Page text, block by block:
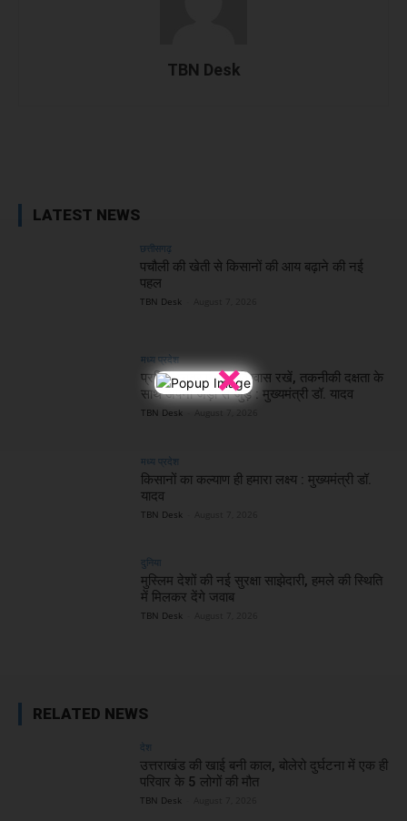
×
TBN Desk
LATEST NEWS
छत्तीसगढ़
पचौली की खेती से किसानों की आय बढ़ाने की नई
पहल
TBN Desk
मध्य प्रदेश
प्रशिक्षु छात्राएं आत्मविश्वास रखें, तकनीकी दक्षता के
साथ अपनी जड़ों से जुड़े : मुख्यमंत्री डॉ. यादव
TBN Desk August 7, 2026
मध्य प्रदेश
किसानों का कल्याण ही हमारा लक्ष्य : मुख्यमंत्री डॉ.
यादव
TBN Desk
दुनिया
मुस्लिम देशों की नई सुरक्षा साझेदारी, हमले की स्थिति
में मिलकर देंगे जवाब
TBN Desk
RELATED NEWS
देश
उत्तराखंड की खाई बनी काल, बोलेरो दुर्घटना में एक ही
परिवार के 5 लोगों की मौत
TBN Desk